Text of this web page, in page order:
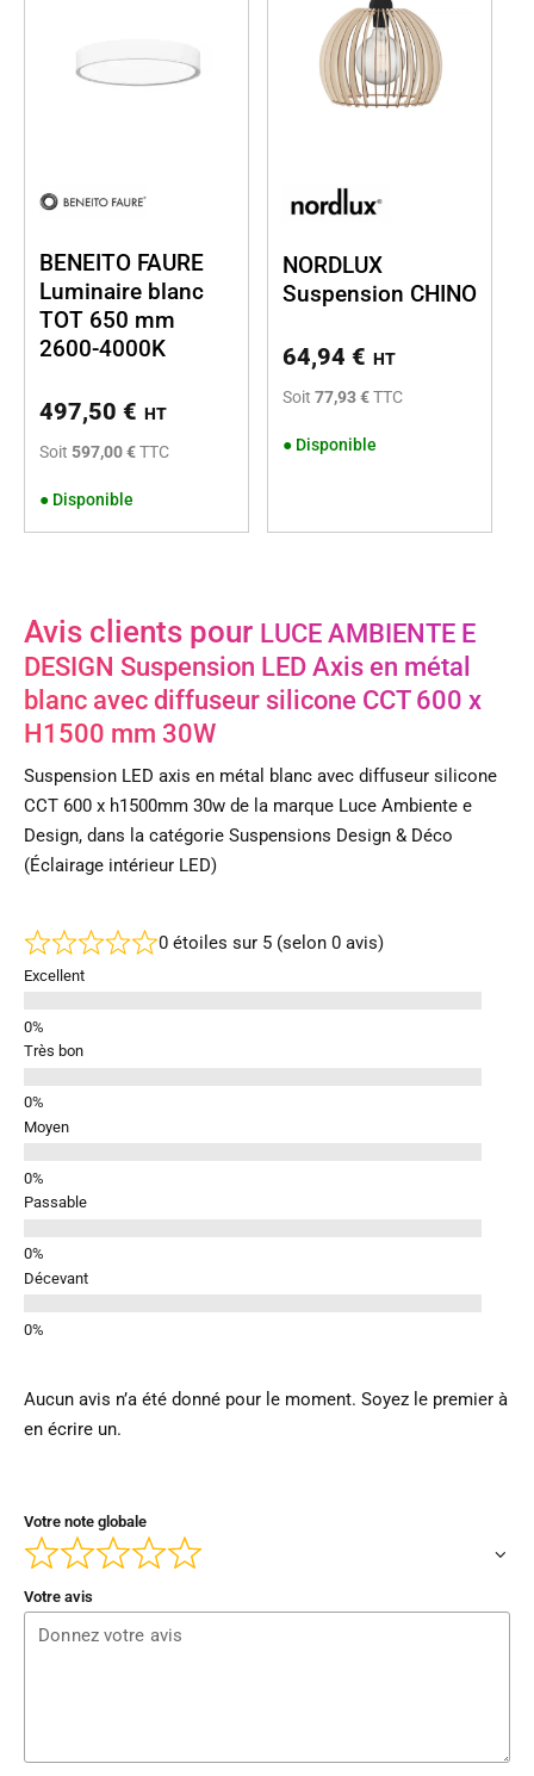
BENEITO FAURE
Luminaire blanc
TOT 650 mm
2600-4000K
497,50 € HT
Soit 597,00 €TTC
● Disponible
NORDLUX
Suspension CHINO
64,94 € HT
Soit 77,93 €TTC
● Disponible
Avis clients pour LUCE AMBIENTE E
DESIGN Suspension LED Axis en métal
blanc avec diffuseur silicone CCT 600 x
H1500 mm 30W
Suspension LED axis en métal blanc avec diffuseur silicone
CCT 600 x h1500mm 30w de la marque Luce Ambiente e
Design, dans la catégorie Suspensions Design & Déco
(Éclairage intérieur LED)
0 étoiles sur 5 (selon 0 avis)
Excellent
Très bon
Moyen
Passable
Décevant
Aucun avis n’a été donné pour le moment. Soyez le premier à
en écrire un.
Votre note globale
Votre avis